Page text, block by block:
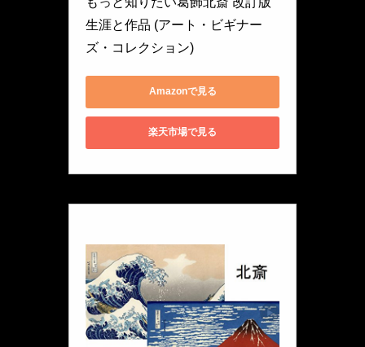
生涯と作品 (アート・ビギナー
ズ・コレクション)
Amazonで見る
楽天市場で見る